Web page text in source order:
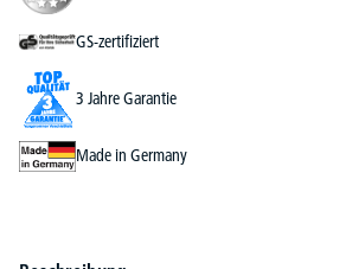
GS-zertifiziert
3 Jahre Garantie
Made in Germany